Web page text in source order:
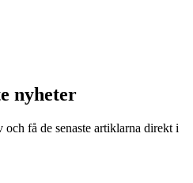
nyheter
och få de senaste artiklarna direkt i